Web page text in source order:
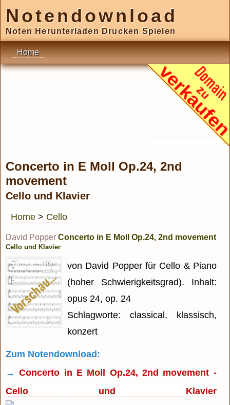
Notendownload
Noten Herunterladen Drucken Spielen
Home
Concerto in E Moll Op.24, 2nd
movement
Cello und Klavier
Home > Cello
David Popper Concerto in E Moll Op.24, 2nd movement
Cello und Klavier
von David Popper für Cello & Piano
(hoher Schwierigkeitsgrad). Inhalt:
opus 24, op. 24
Schlagworte: classical, klassisch,
konzert
Zum Notendownload:
→Concerto in E Moll Op.24, 2nd movement -
Cello und Klavier